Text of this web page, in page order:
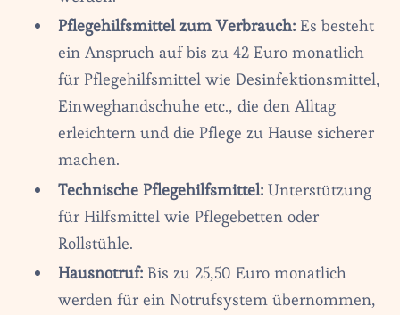
Pflegehilfsmittel zum Verbrauch:Es besteht
ein Anspruch auf bis zu 42 Euro monatlich
für Pflegehilfsmittel wie Desinfektionsmittel,
Einweghandschuhe etc., die den Alltag
erleichtern und die Pflege zu Hause sicherer
machen.
Technische Pflegehilfsmittel:Unterstützung
für Hilfsmittel wie Pflegebetten oder
Rollstühle.
Hausnotruf:Bis zu 25,50 Euro monatlich
werden für ein Notrufsystem übernommen,